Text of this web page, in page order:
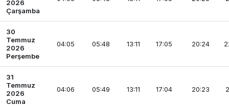
2026
Çarşamba
30
Temmuz
2026
Perşembe
04:05 05:48 13:11 17:05 20:24
31
Temmuz
2026
Cuma
04:06 05:49 13:11 17:04 20:23